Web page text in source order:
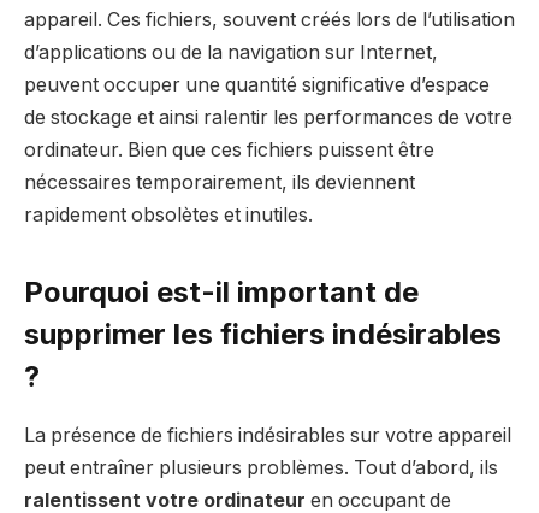
appareil. Ces fichiers, souvent créés lors de l’utilisation
d’applications ou de la navigation sur Internet,
peuvent occuper une quantité significative d’espace
de stockage et ainsi ralentir les performances de votre
ordinateur. Bien que ces fichiers puissent être
nécessaires temporairement, ils deviennent
rapidement obsolètes et inutiles.
Pourquoi est-il important de
supprimer les fichiers indésirables
?
La présence de fichiers indésirables sur votre appareil
peut entraîner plusieurs problèmes. Tout d’abord, ils
ralentissent votre ordinateur en occupant de